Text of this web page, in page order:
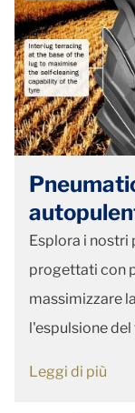
Esplora i
progettati con
massimizzare
l'espulsione del
Leggi di più